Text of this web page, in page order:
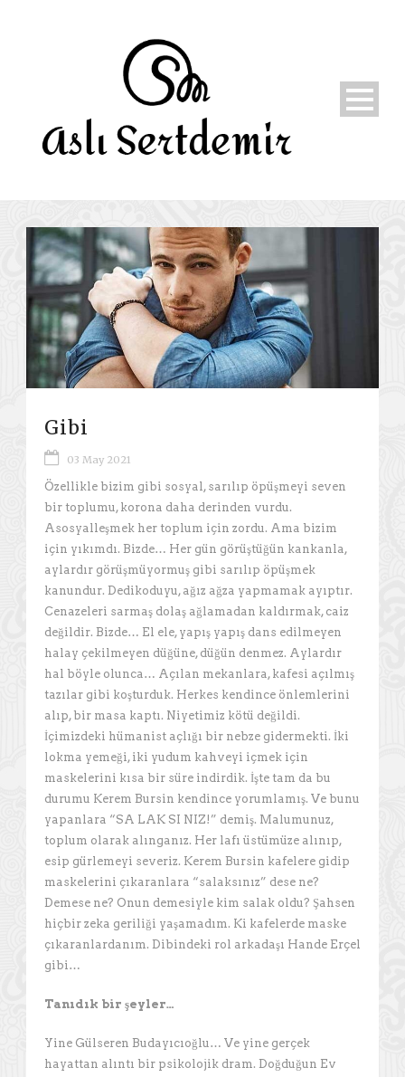
Gibi
03 May 2021
Özellikle bizim gibi sosyal, sarılıp öpüşmeyi seven
bir toplumu, korona daha derinden vurdu.
Asosyalleşmek her toplum için zordu. Ama bizim
için yıkımdı. Bizde… Her gün görüştüğün kankanla,
aylardır görüşmüyormuş gibi sarılıp öpüşmek
kanundur. Dedikoduyu, ağız ağza yapmamak ayıptır.
Cenazeleri sarmaş dolaş ağlamadan kaldırmak, caiz
değildir. Bizde… El ele, yapış yapış dans edilmeyen
halay çekilmeyen düğüne, düğün denmez. Aylardır
hal böyle olunca… Açılan mekanlara, kafesi açılmış
tazılar gibi koşturduk. Herkes kendince önlemlerini
alıp, bir masa kaptı. Niyetimiz kötü değildi.
İçimizdeki hümanist açlığı bir nebze gidermekti. İki
lokma yemeği, iki yudum kahveyi içmek için
maskelerini kısa bir süre indirdik. İşte tam da bu
durumu Kerem Bursin kendince yorumlamış. Ve bunu
yapanlara “SA LAK SI NIZ!” demiş. Malumunuz,
toplum olarak alınganız. Her lafı üstümüze alınıp,
esip gürlemeyi severiz. Kerem Bursin kafelere gidip
maskelerini çıkaranlara “salaksınız” dese ne?
Demese ne? Onun demesiyle kim salak oldu? Şahsen
hiçbir zeka geriliği yaşamadım. Ki kafelerde maske
çıkaranlardanım. Dibindeki rol arkadaşı Hande Erçel
gibi…
Tanıdık bir şeyler…
Yine Gülseren Budayıcıoğlu… Ve yine gerçek
hayattan alıntı bir psikolojik dram. Doğduğun Ev